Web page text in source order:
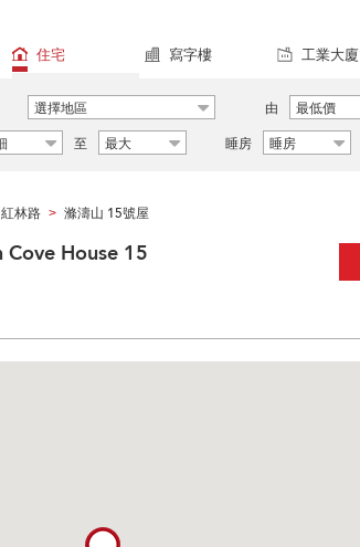
住宅 寫字樓 工業大廈
選擇地區 由 最低價
至 最大 睡房 睡房
紅林路 > 滌濤山 15號屋
House 15